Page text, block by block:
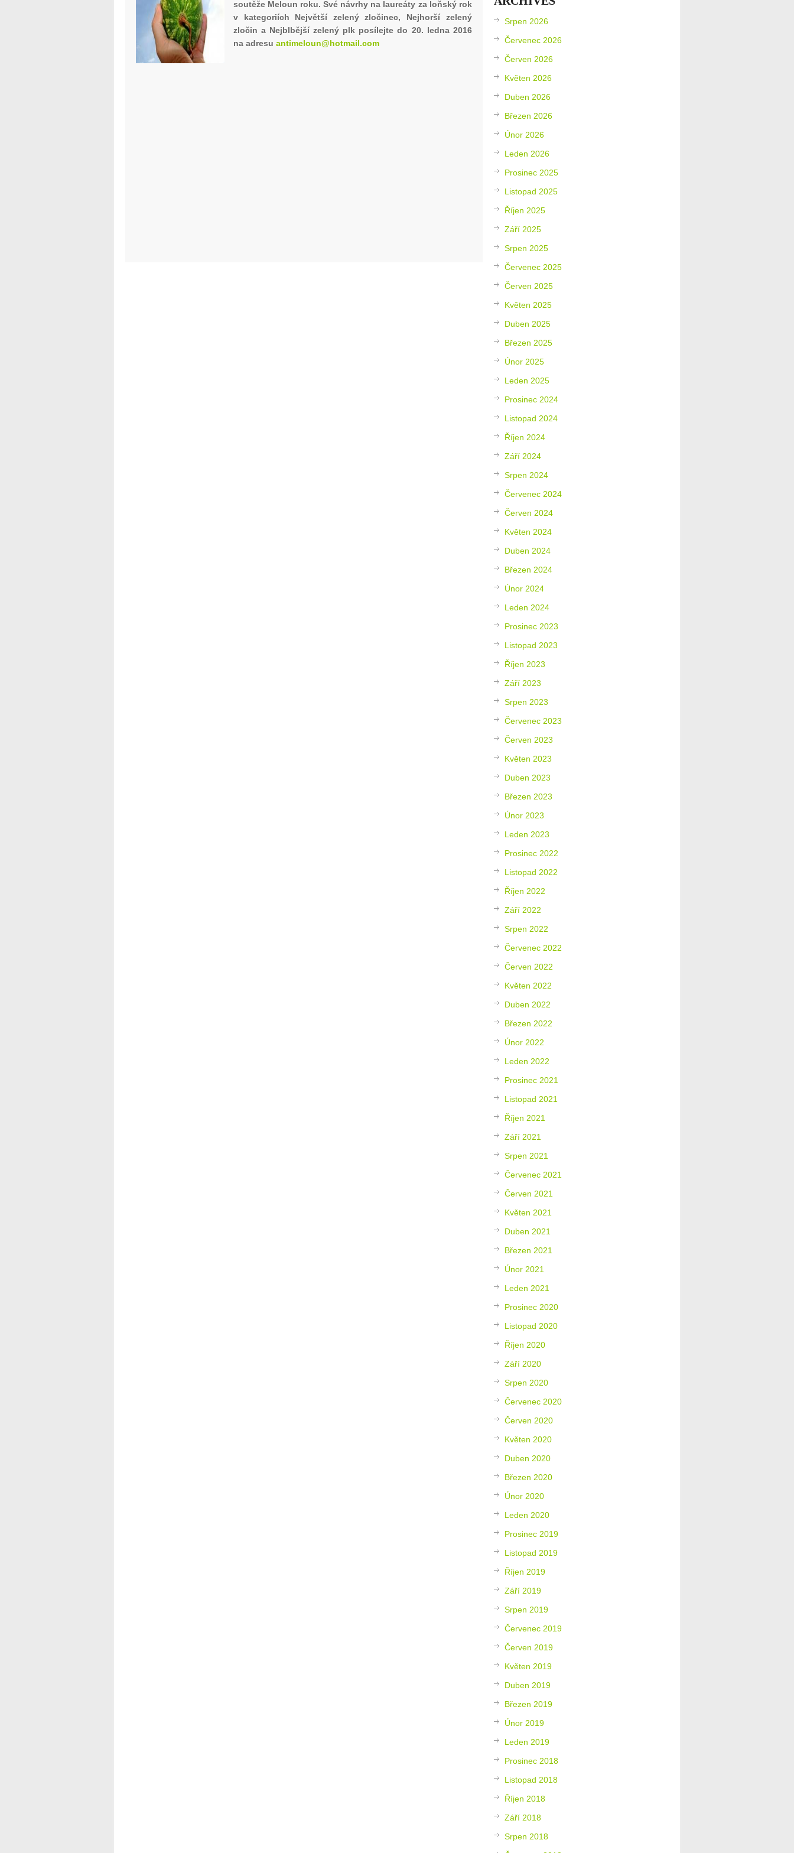
soutěže Meloun roku. Své návrhy na laureáty za loňský rok
v kategoriích Největší zelený zločinec, Nejhorší zelený
zločin a Nejblbější zelený plk posílejte do 20. ledna 2016
na adresuantimeloun@hotmail.com
Srpen 2026
Červenec 2026
Červen 2026
Květen 2026
Duben 2026
Březen 2026
Únor 2026
Leden 2026
Prosinec 2025
Listopad 2025
Říjen 2025
Září 2025
Srpen 2025
Červenec 2025
Červen 2025
Květen 2025
Duben 2025
Březen 2025
Únor 2025
Leden 2025
Prosinec 2024
Listopad 2024
Říjen 2024
Září 2024
Srpen 2024
Červenec 2024
Červen 2024
Květen 2024
Duben 2024
Březen 2024
Únor 2024
Leden 2024
Prosinec 2023
Listopad 2023
Říjen 2023
Září 2023
Srpen 2023
Červenec 2023
Červen 2023
Květen 2023
Duben 2023
Březen 2023
Únor 2023
Leden 2023
Prosinec 2022
Listopad 2022
Říjen 2022
Září 2022
Srpen 2022
Červenec 2022
Červen 2022
Květen 2022
Duben 2022
Březen 2022
Únor 2022
Leden 2022
Prosinec 2021
Listopad 2021
Říjen 2021
Září 2021
Srpen 2021
Červenec 2021
Červen 2021
Květen 2021
Duben 2021
Březen 2021
Únor 2021
Leden 2021
Prosinec 2020
Listopad 2020
Říjen 2020
Září 2020
Srpen 2020
Červenec 2020
Červen 2020
Květen 2020
Duben 2020
Březen 2020
Únor 2020
Leden 2020
Prosinec 2019
Listopad 2019
Říjen 2019
Září 2019
Srpen 2019
Červenec 2019
Červen 2019
Květen 2019
Duben 2019
Březen 2019
Únor 2019
Leden 2019
Prosinec 2018
Listopad 2018
Říjen 2018
Září 2018
Srpen 2018